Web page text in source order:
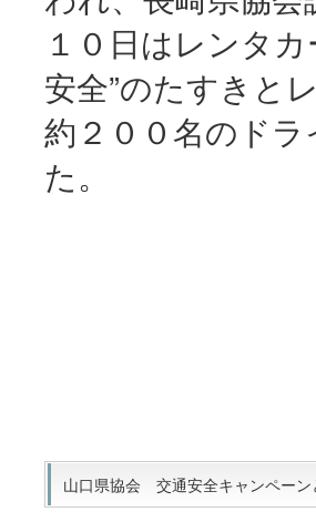
１０日はレンタ
安全”のたすきと
約２００名のド
た。
山口県協会 交通安全キャンペー